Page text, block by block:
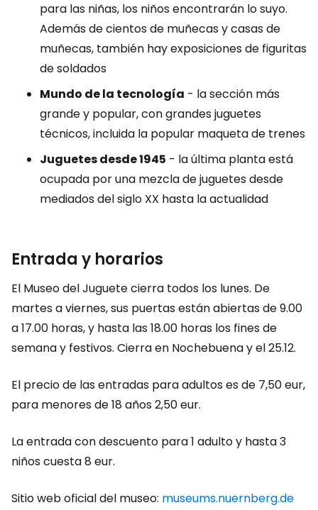
para las niñas, los niños encontrarán lo suyo.
Además de cientos de muñecas y casas de
muñecas, también hay exposiciones de figuritas
de soldados
Mundo de la tecnología - la sección más
grande y popular, con grandes juguetes
técnicos, incluida la popular maqueta de trenes
Juguetes desde 1945 - la última planta está
ocupada por una mezcla de juguetes desde
mediados del siglo XX hasta la actualidad
Entrada y horarios
El Museo del Juguete cierra todos los lunes. De
martes a viernes, sus puertas están abiertas de 9.00
a 17.00 horas, y hasta las 18.00 horas los fines de
semana y festivos. Cierra en Nochebuena y el 25.12.
El precio de las entradas para adultos es de 7,50 eur,
para menores de 18 años 2,50 eur.
La entrada con descuento para 1 adulto y hasta 3
niños cuesta 8 eur.
Sitio web oficial del museo: museums.nuernberg.de